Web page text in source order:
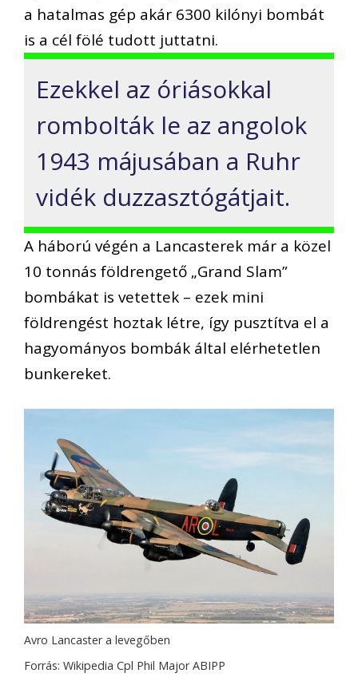
a hatalmas gép akár 6300 kilónyi bombát
is a cél fölé tudott juttatni.
Ezekkel az óriásokkal
rombolták le az angolok
1943 májusában a Ruhr
vidék duzzasztógátjait.
A háború végén a Lancasterek már a közel
10 tonnás földrengető „Grand Slam”
bombákat is vetettek – ezek mini
földrengést hoztak létre, így pusztítva el a
hagyományos bombák által elérhetetlen
bunkereket.
Avro Lancaster a levegőben
Forrás: Wikipedia Cpl Phil Major ABIPP